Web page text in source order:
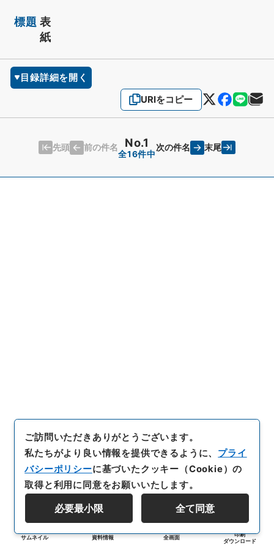
標題 表
紙
目録詳細を開く
URIをコピー
先頭 前の件名 No.1
全16件中
次の件名 末尾
サムネイル 資料情報 全画面
印刷
ダウンロード
ご訪問いただきありがとうございます。
私たちがより良い情報を提供できるように、 プライ
バシーポリシーに基づいたクッキー（Cookie）の
取得と利用に同意をお願いいたします。
必要最小限 全て同意